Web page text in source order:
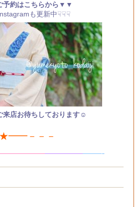
約はこちらから▼▼
も更新中☟☟☟
来店お待ちしております☺
★━━－－－
——————————-